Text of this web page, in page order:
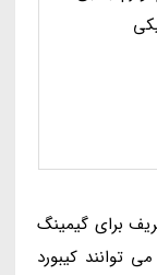
برای گیمینگ
توانند کیبورد